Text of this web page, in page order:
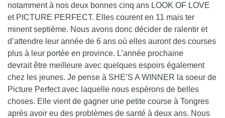
notamment à nos deux bonnes cinq ans LOOK OF LOVE
et PICTURE PERFECT. Elles courent en 11 mais ter
minent septième. Nous avons donc décider de ralentir et
d’attendre leur année de 6 ans où elles auront des courses
plus à leur portée en province. L’année prochaine
devrait être meilleure avec quelques espoirs également
chez les jeunes. Je pense à SHE’S A WINNER la soeur de
Picture Perfect avec laquelle nous espérons de belles
choses. Elle vient de gagner une petite course à Tongres
après avoir eu des problèmes de santé à deux ans. Nous